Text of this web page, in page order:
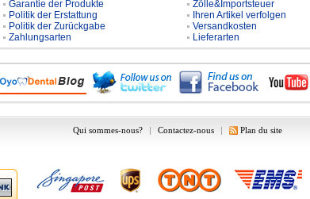
Garantie der Produkte
Politik der Erstattung
Politik der Zurückgabe
Zahlungsarten
Zölle&Importsteuer
Ihren Artikel verfolgen
Versandkosten
Lieferarten
Qui sommes-nous? | Contactez-nous | Plan du site